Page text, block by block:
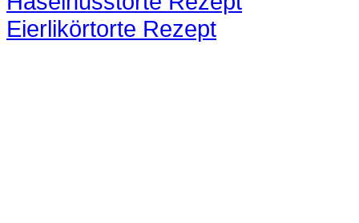
Eierlikörtorte Rezept